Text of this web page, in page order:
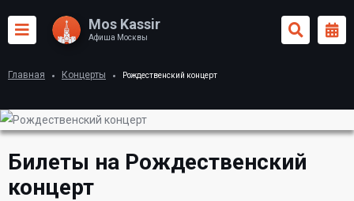
Mos Kassir
Афиша Москвы
Главная Концерты Рождественский концерт
Билеты на Рождественский
концерт